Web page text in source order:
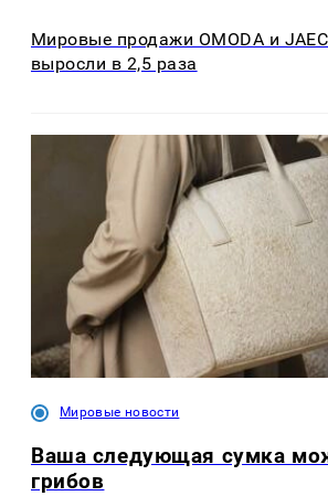
Мировые продажи OMODA и
выросли в 2,5 раза
Мировые новости
Ваша следующая сумка
грибов